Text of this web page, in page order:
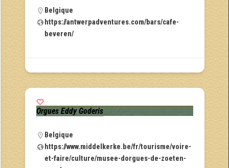
Belgique
https://antwerpadventures.com/bars/cafe-
beveren/
Orgues Eddy Goderis
Belgique
https://www.middelkerke.be/fr/tourisme/voire-
et-faire/culture/musee-dorgues-de-zoeten-